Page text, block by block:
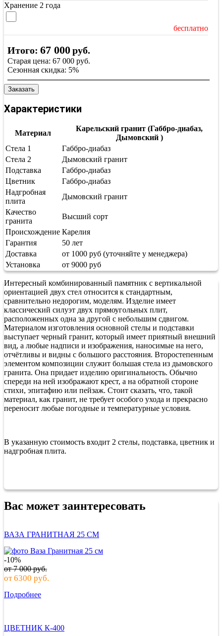
Хранение 2 года
бесплатно
Итого: 67 000руб.
Старая цена: 67 000 руб.
Сезонная скидка: 5%
Заказать
Характеристики
Материал
Карельский гранит (Габбро-диабаз,
Дымовский )
Стела 1
Габбро-диабаз
Стела 2
Дымовский гранит
Подставка
Габбро-диабаз
Цветник
Габбро-диабаз
Надгробная
плита
Дымовский гранит
Качество
гранита
Высший сорт
Происхождение Карелия
Гарантия
50 лет
Доставка
от 1000 руб (уточняйте у менеджера)
Установка
от 9000 руб
Интересный комбинированный памятник с вертикальной
ориентацией двух стел относится к стандартным,
сравнительно недорогим, моделям. Изделие имеет
классический силуэт двух прямоугольных плит,
расположенных одна за другой с небольшим сдвигом.
Материалом изготовления основной стелы и подставки
выступает черный гранит, который имеет приятный внешний
вид, а любые надписи и изображения, наносимые на него,
отчётливы и видны с большого расстояния. Второстепенным
элементом композиции служит большая стела из дымовского
гранита. Она придает изделию оригинальность. Обычно
спереди на ней изображают крест, а на обратной стороне
стихи, эпитафию или пейзаж. Стоит сказать, что, такой
материал, как гранит, не требует особого ухода и прекрасно
переносит любые погодные и температурные условия.
В указанную стоимость входит 2 стелы, подставка, цветник и
надгробная плита.
Вас может заинтересовать
ВАЗА ГРАНИТНАЯ 25 СМ
-10%
от7 000руб.
от6300 руб.
Подробнее
ЦВЕТНИК К-400